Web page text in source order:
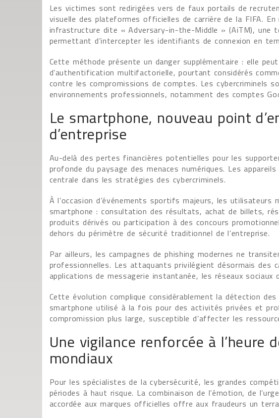
Les victimes sont redirigées vers de faux portails de
visuelle des plateformes officielles de carrière de la FIFA.
infrastructure dite « Adversary-in-the-Middle » (AiTM), une
permettant d’intercepter les identifiants de connexion en
Cette méthode présente un danger supplémentaire : elle
d’authentification multifactorielle, pourtant considérés
contre les compromissions de comptes. Les cybercriminels
environnements professionnels, notamment des comptes
Le smartphone, nouveau point
d’entreprise
Au-delà des pertes financières potentielles pour les
profonde du paysage des menaces numériques. Les
centrale dans les stratégies des cybercriminels.
À l’occasion d’événements sportifs majeurs, les utilisateurs
smartphone : consultation des résultats, achat de billets,
produits dérivés ou participation à des concours
dehors du périmètre de sécurité traditionnel de l’entreprise.
Par ailleurs, les campagnes de phishing modernes ne
professionnelles. Les attaquants privilégient désormais des
applications de messagerie instantanée, les réseaux sociaux
Cette évolution complique considérablement la détection
smartphone utilisé à la fois pour des activités privées et
compromission plus large, susceptible d’affecter les
Une vigilance renforcée à l’heure
mondiaux
Pour les spécialistes de la cybersécurité, les grandes
périodes à haut risque. La combinaison de l’émotion, de
accordée aux marques officielles offre aux fraudeurs un